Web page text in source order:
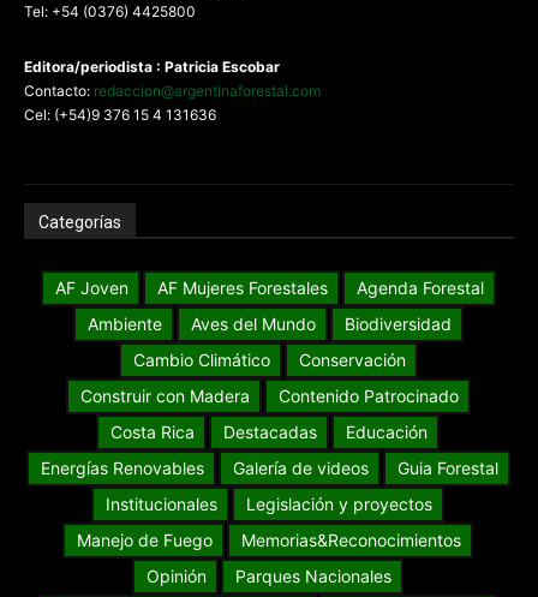
Tel: +54 (0376) 4425800
Editora/periodista : Patricia Escobar
Contacto: redaccion@argentinaforestal.com
Cel: (+54)9 376 15 4 131636
Categorías
AF Joven AF Mujeres Forestales
Agenda Forestal
Ambiente
Aves del Mundo
Biodiversidad
Cambio Climático
Conservación
Construir con Madera
Contenido Patrocinado
Costa Rica
Destacadas
Educación
Energías Renovables
Galería de videos
Guia Forestal
Institucionales
Legislación y proyectos
Manejo de Fuego
Memorias&Reconocimientos
Opinión
Parques Nacionales